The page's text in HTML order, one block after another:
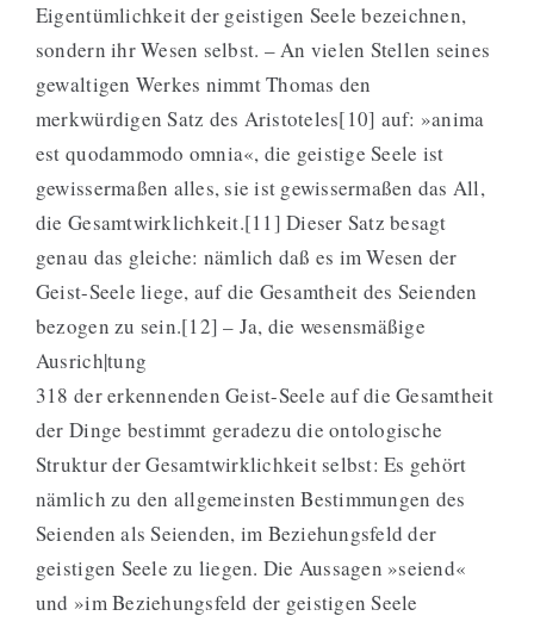
Eigentümlichkeit der geistigen Seele bezeichnen,
sondern ihr Wesen selbst. – An vielen Stellen seines
gewaltigen Werkes nimmt Thomas den
merkwürdigen Satz des Aristoteles[10] auf: »anima
est quodammodo omnia«, die geistige Seele ist
gewissermaßen alles, sie ist gewissermaßen das All,
die Gesamtwirklichkeit.[11] Dieser Satz besagt
genau das gleiche: nämlich daß es im Wesen der
Geist-Seele liege, auf die Gesamtheit des Seienden
bezogen zu sein.[12] – Ja, die wesensmäßige
Ausrich|tung
318 der erkennenden Geist-Seele auf die Gesamtheit
der Dinge bestimmt geradezu die ontologische
Struktur der Gesamtwirklichkeit selbst: Es gehört
nämlich zu den allgemeinsten Bestimmungen des
Seienden als Seienden, im Beziehungsfeld der
geistigen Seele zu liegen. Die Aussagen »seiend«
und »im Beziehungsfeld der geistigen Seele